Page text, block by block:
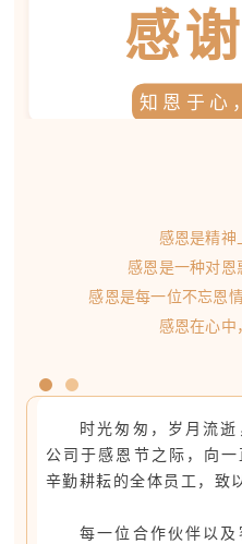
感
知恩于心
感恩是精神
感恩是一种对恩
感恩是每一位不忘恩
感恩在心中
时光匆匆，岁月流逝
公司于感恩节之际，向
辛勤耕耘的全体员工，致
每一位合作伙伴以